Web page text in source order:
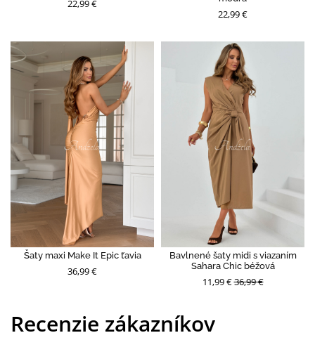
22,99 €
22,99 €
Šaty maxi Make It Epic ťavia
36,99 €
Bavlnené šaty midi s viazaním
Sahara Chic béžová
11,99 €36,99 €
Recenzie zákazníkov